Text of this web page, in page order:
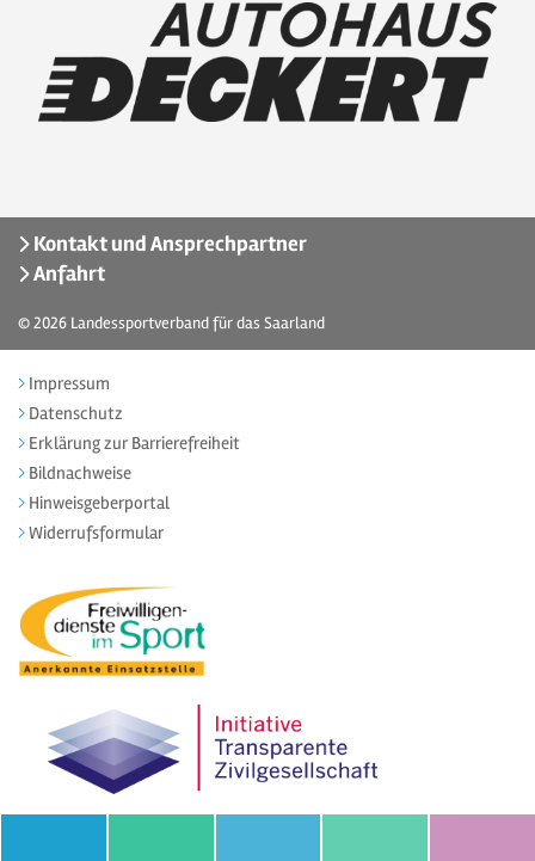
Kontakt und Ansprechpartner
Anfahrt
© 2026 Landessportverband für das Saarland
Impressum
Datenschutz
Erklärung zur Barrierefreiheit
Bildnachweise
Hinweisgeberportal
Widerrufsformular